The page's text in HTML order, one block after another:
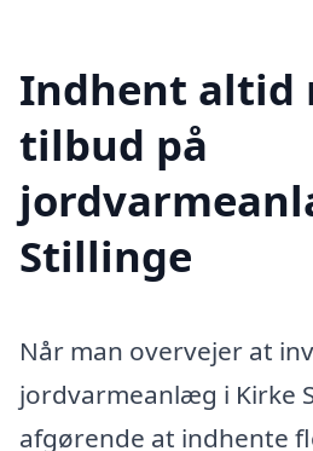
Indhent altid
tilbud på
Stillinge
Når man overvejer at
jordvarmeanlæg i Kirke
afgørende at indhente